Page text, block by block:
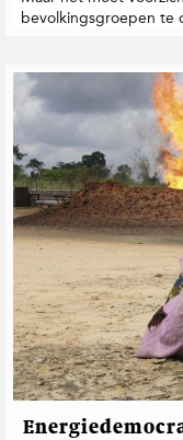
bevolkingsgroepen te